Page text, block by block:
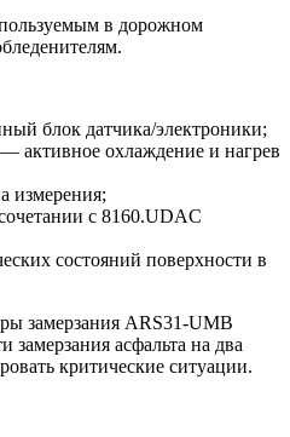
в дорожном
блок датчика/электроники;
активное охлаждение и нагрев
измерения;
с 8160.UDAC
состояний поверхности в
замерзания ARS31-UMB
замерзания асфальта на два
критические ситуации.